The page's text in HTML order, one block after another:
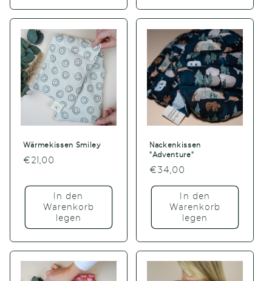
Wärmekissen Smiley
Normaler
€21,00
In den
Warenkorb
legen
Nackenkissen
"Adventure"
Normaler
Preis
€34,00
In den
Warenkorb
legen